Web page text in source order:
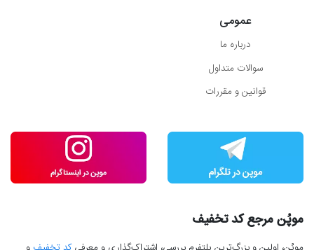
عمومی
درباره ما
سوالات متداول
قوانین و مقررات
موپُن مرجع کد تخفیف